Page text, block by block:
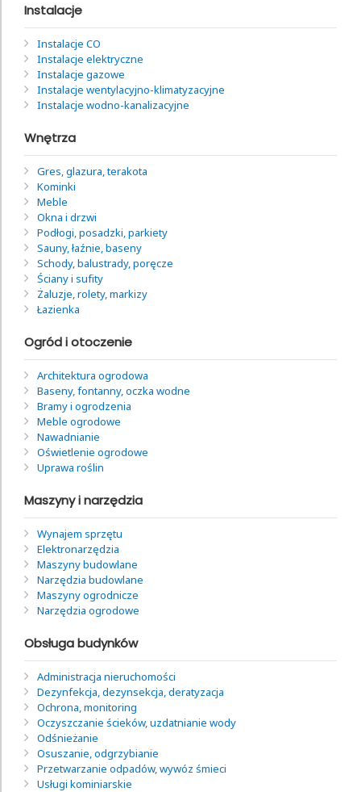
Instalacje
Instalacje CO
Instalacje elektryczne
Instalacje gazowe
Instalacje wentylacyjno-klimatyzacyjne
Instalacje wodno-kanalizacyjne
Wnętrza
Gres, glazura, terakota
Kominki
Meble
Okna i drzwi
Podłogi, posadzki, parkiety
Sauny, łaźnie, baseny
Schody, balustrady, poręcze
Ściany i sufity
Żaluzje, rolety, markizy
Łazienka
Ogród i otoczenie
Architektura ogrodowa
Baseny, fontanny, oczka wodne
Bramy i ogrodzenia
Meble ogrodowe
Nawadnianie
Oświetlenie ogrodowe
Uprawa roślin
Maszyny i narzędzia
Wynajem sprzętu
Elektronarzędzia
Maszyny budowlane
Narzędzia budowlane
Maszyny ogrodnicze
Narzędzia ogrodowe
Obsługa budynków
Administracja nieruchomości
Dezynfekcja, dezynsekcja, deratyzacja
Ochrona, monitoring
Oczyszczanie ścieków, uzdatnianie wody
Odśnieżanie
Osuszanie, odgrzybianie
Przetwarzanie odpadów, wywóz śmieci
Usługi kominiarskie